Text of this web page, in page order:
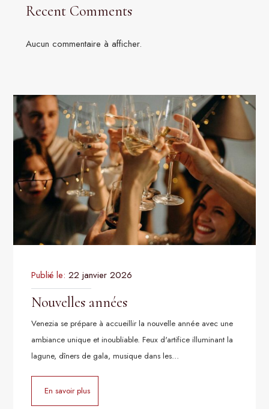
Publié le: 22 janvier 2026
Nouvelles années
Venezia se prépare à accueillir la nouvelle année avec une
ambiance unique et inoubliable. Feux d'artifice illuminant la
lagune, dîners de gala, musique dans les…
En savoir plus
Recent Comments
Aucun commentaire à afficher.